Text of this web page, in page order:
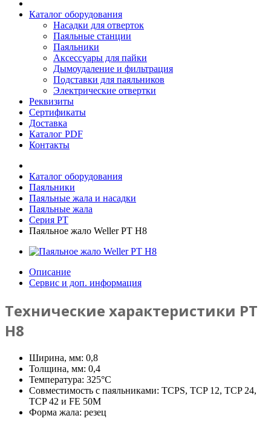
Каталог оборудования
Насадки для отверток
Паяльные станции
Паяльники
Аксессуары для пайки
Дымоудаление и фильтрация
Подставки для паяльников
Электрические отвертки
Реквизиты
Сертификаты
Доставка
Каталог PDF
Контакты
Каталог оборудования
Паяльники
Паяльные жала и насадки
Паяльные жала
Серия PT
Паяльное жало Weller PT H8
Описание
Сервис и доп. информация
Технические характеристики PT
H8
Ширина, мм: 0,8
Толщина, мм: 0,4
Температура: 325°C
Совместимость с паяльниками: TCPS, TCP 12, TCP 24,
TCP 42 и FE 50M
Форма жала: резец